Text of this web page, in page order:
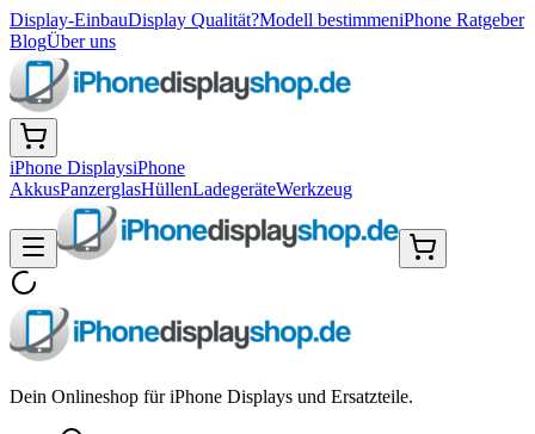
Display-EinbauDisplay Qualität?Modell bestimmeniPhone Ratgeber
BlogÜber uns
iPhone DisplaysiPhone
AkkusPanzerglasHüllenLadegeräteWerkzeug
Dein Onlineshop für iPhone Displays und Ersatzteile.